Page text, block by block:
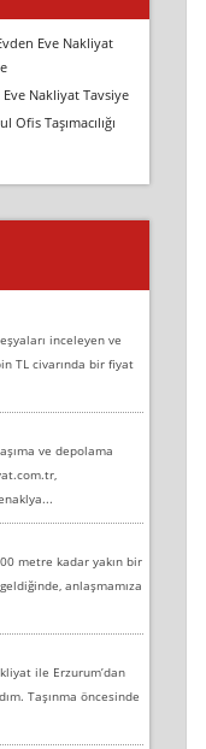
Eve Nakliyat
Eve Nakliyat Tavsiye
Ofis Taşımacılığı
inceleyen ve
TL civarında bir fiyat
ve depolama
metre kadar yakın bir
anlaşmamıza
ile Erzurum’dan
Taşınma öncesinde